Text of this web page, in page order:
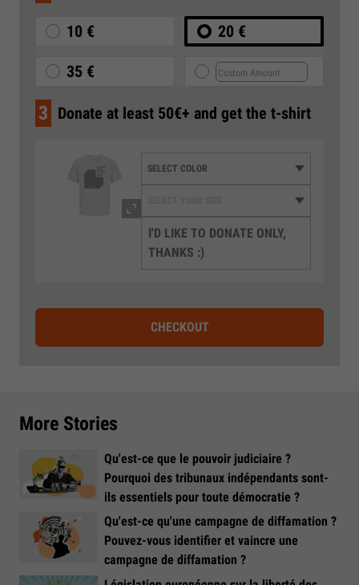
10 € 20 €
35 €
3 Donate at least 50€+ and get the t-shirt
I'D LIKE TO DONATE ONLY,
THANKS :)
CHECKOUT
More Stories
Qu'est-ce que le pouvoir judiciaire ?
Pourquoi des tribunaux indépendants sont-
ils essentiels pour toute démocratie ?
Qu'est-ce qu'une campagne de diffamation ?
Pouvez-vous identifier et vaincre une
campagne de diffamation ?